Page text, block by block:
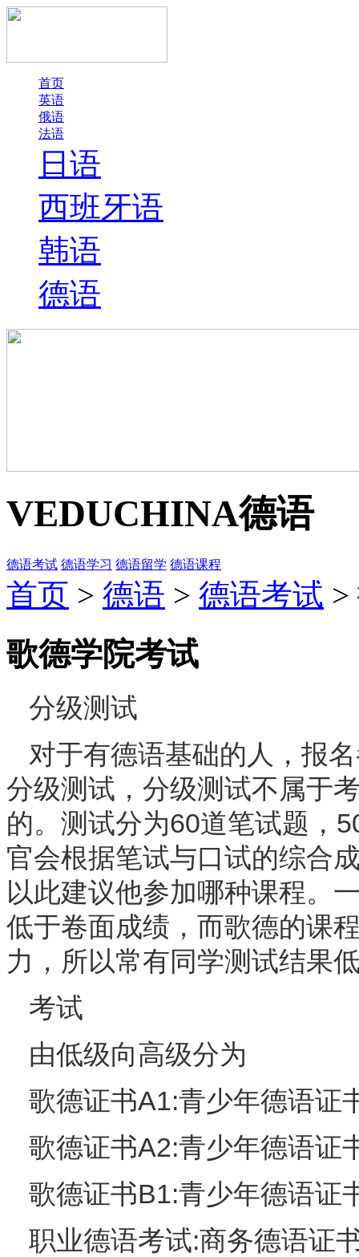
首页
英语
俄语
法语
日语
西班牙语
韩语
德语
VEDUCHINA德语
德语考试 德语学习 德语留学 德语课程
首页 > 德语 > 德语考试 >
歌德学院考试
分级测试
对于有德语基础的人，报
分级测试，分级测试不属于
的。测试分为60道笔试题，
官会根据笔试与口试的综合
以此建议他参加哪种课程。
低于卷面成绩，而歌德的课
力，所以常有同学测试结果
考试
由低级向高级分为
歌德证书A1:青少年德语证
歌德证书A2:青少年德语证
歌德证书B1:青少年德语证
职业德语考试:商务德语证